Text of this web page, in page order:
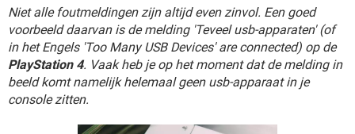
GRATIS SNAPCHAT
TIKTOK
NETFLIX CORONAVIRUS
GRATIS SNAPCHAT
TIKTOK
VIDEOBELLEN GAMES
INSTAGRAM WINDOWS 10
NETFLIX CORONAVIRUS
GRATIS SNAPCHAT
ARTIKELEN
VIDEOBELLEN GAMES
INSTAGRAM
NETFLIX
SNAPCHAT
Niet alle foutmeldingen zijn altijd even zinvol. Een goed
voorbeeld daarvan is de melding 'Teveel usb-apparaten' (of
in het Engels 'Too Many USB Devices' are connected) op de
PlayStation 4. Vaak heb je op het moment dat de melding in
beeld komt namelijk helemaal geen usb-apparaat in je
console zitten.